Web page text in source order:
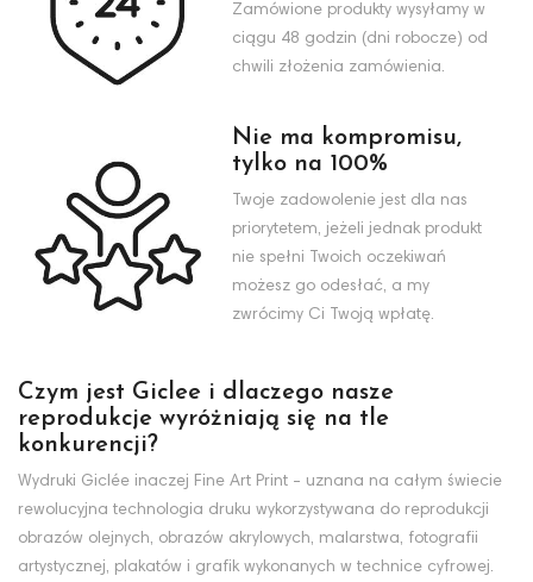
Zamówione produkty wysyłamy w
ciągu 48 godzin (dni robocze) od
chwili złożenia zamówienia.
Nie ma kompromisu,
tylko na 100%
Twoje zadowolenie jest dla nas
priorytetem, jeżeli jednak produkt
nie spełni Twoich oczekiwań
możesz go odesłać, a my
zwrócimy Ci Twoją wpłatę.
Czym jest Giclee i dlaczego nasze
reprodukcje wyróżniają się na tle
konkurencji?
Wydruki Giclée inaczej Fine Art Print - uznana na całym świecie
rewolucyjna technologia druku wykorzystywana do reprodukcji
obrazów olejnych, obrazów akrylowych, malarstwa, fotografii
artystycznej, plakatów i grafik wykonanych w technice cyfrowej.